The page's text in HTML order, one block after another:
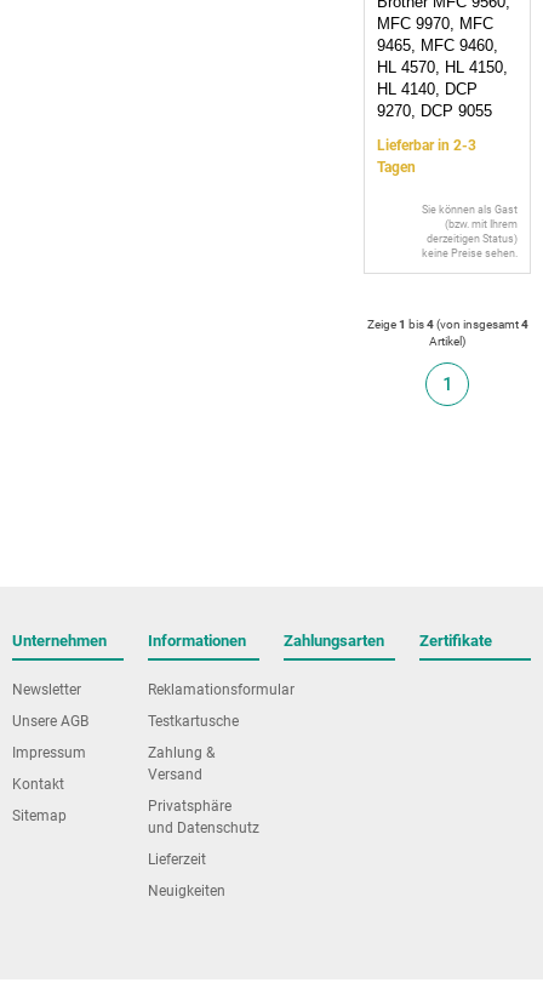
MFC 9970, MFC
9465, MFC 9460,
HL 4570, HL 4150,
HL 4140, DCP
9270, DCP 9055
Lieferbar in 2-3
Tagen
Sie können als Gast
(bzw. mit Ihrem
derzeitigen Status)
keine Preise sehen.
Zeige1 bis4(von insgesamt4
Artikel)
1
Unternehmen
Newsletter
Unsere AGB
Impressum
Kontakt
Sitemap
Informationen
Reklamationsformular
Testkartusche
Zahlung &
Versand
Privatsphäre
und Datenschutz
Lieferzeit
Neuigkeiten
Zahlungsarten Zertifikate